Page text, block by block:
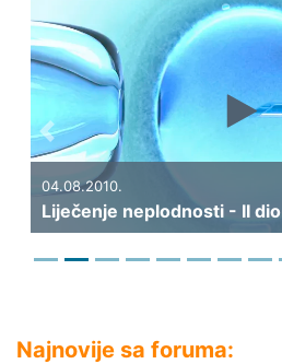
04.08.2010.
Liječenje neplodnosti - II dio
Previous
Najnovije sa foruma: